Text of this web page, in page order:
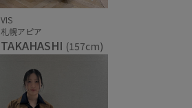
VIS
札幌アピア
TAKAHASHI (157cm)